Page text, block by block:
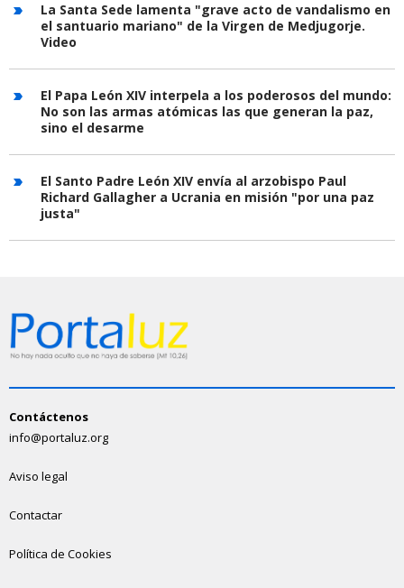
La Santa Sede lamenta "grave acto de vandalismo en
el santuario mariano" de la Virgen de Medjugorje.
Video
El Papa León XIV interpela a los poderosos del mundo:
No son las armas atómicas las que generan la paz,
sino el desarme
El Santo Padre León XIV envía al arzobispo Paul
Richard Gallagher a Ucrania en misión "por una paz
justa"
Contáctenos
info@portaluz.org
Aviso legal
Contactar
Política de Cookies